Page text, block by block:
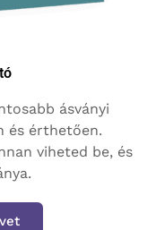
ásványi
és érthetően.
viheted be, és